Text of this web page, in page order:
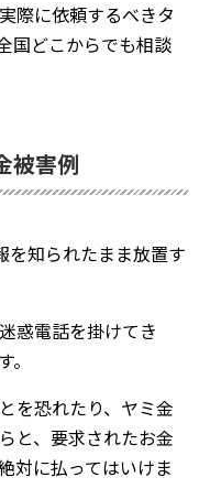
際に依頼するべきタ
国どこからでも相談
被害例
を知られたまま放置す
惑電話を掛けてき
を恐れたり、ヤミ金
と、要求されたお金
対に払ってはいけま